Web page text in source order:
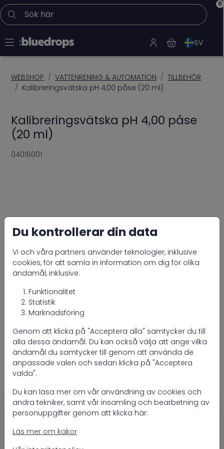
Sök här 0
SV
WEBSHOP VATTENRENING & AUTOMATION
TILLBEHÖR
Kalibreringsvätska pH 4,00 påse (20 ml)
Kalibreringsvätska pH 4,00 påse
(20 ml)
04016001
Kalibreringsvätska pH 4,00 påse (20 ml)
Denna kalibreringsvätska med pH-värde 4,00
används för noggrann kalibrering av pH-sensorer i
Du kontrollerar din data
Vi och våra partners använder teknologier, inklusive
cookies, för att samla in information om dig för olika
ändamål, inklusive:
Funktionalitet
Statistik
Marknadsföring
Genom att klicka på "Acceptera alla" samtycker du till
alla dessa ändamål. Du kan också välja att ange vilka
ändamål du samtycker till genom att använda de
anpassade valen och sedan klicka på "Acceptera
valda".
Du kan läsa mer om vår användning av cookies och
andra tekniker, samt vår insamling och bearbetning av
personuppgifter genom att klicka här:
Läs mer om kakor